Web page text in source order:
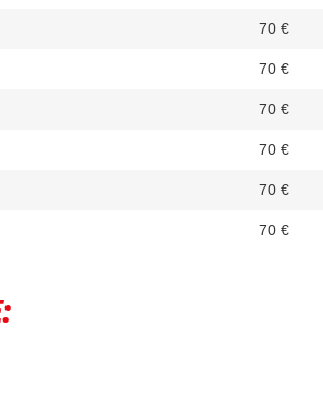
70 €
70 €
70 €
70 €
70 €
70 €